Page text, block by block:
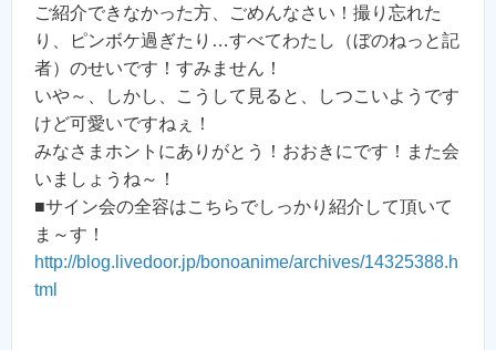
ご紹介できなかった方、ごめんなさい！撮り忘れた
り、ピンボケ過ぎたり…すべてわたし（ぼのねっと記
者）のせいです！すみません！
いや～、しかし、こうして見ると、しつこいようです
けど可愛いですねぇ！
みなさまホントにありがとう！おおきにです！また会
いましょうね～！
■サイン会の全容はこちらでしっかり紹介して頂いて
ま～す！
http://blog.livedoor.jp/bonoanime/archives/14325388.h
tml